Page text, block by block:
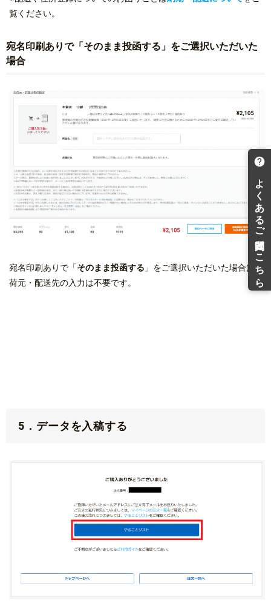
覧ください。
宛名印刷ありで「そのまま投函する」をご選択いただいた
場合
宛名印刷ありで「そのまま投函する 」をご選択いただいた場合は出
荷元・配送先の入力は不要です。
5．データを入稿する